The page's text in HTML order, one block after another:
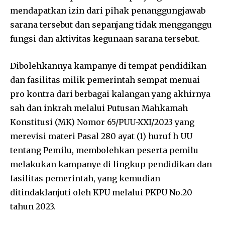
mendapatkan izin dari pihak penanggungjawab
sarana tersebut dan sepanjang tidak mengganggu
fungsi dan aktivitas kegunaan sarana tersebut.
Dibolehkannya kampanye di tempat pendidikan
dan fasilitas milik pemerintah sempat menuai
pro kontra dari berbagai kalangan yang akhirnya
sah dan inkrah melalui Putusan Mahkamah
Konstitusi (MK) Nomor 65/PUU-XXI/2023 yang
merevisi materi Pasal 280 ayat (1) huruf h UU
tentang Pemilu, membolehkan peserta pemilu
melakukan kampanye di lingkup pendidikan dan
fasilitas pemerintah, yang kemudian
ditindaklanjuti oleh KPU melalui PKPU No.20
tahun 2023.